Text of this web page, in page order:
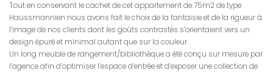
Tout en conservant le cachet de cet appartement de 75m2 de type
Haussmannien nous avons fait le choix de la fantaisie et de la rigueur à
l’image de nos clients dont les goûts contrastés s’orientaient vers un
design épuré et minimal autant que sur la couleur.
Un long meuble de rangement/bibliothèque a été conçu sur mesure par
l’agence afin d’optimiser l’espace d’entrée et d’exposer une collection de